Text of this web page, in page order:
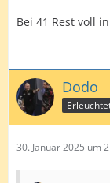
Bei 41 Rest voll
Dodo
30. Januar 2025 um